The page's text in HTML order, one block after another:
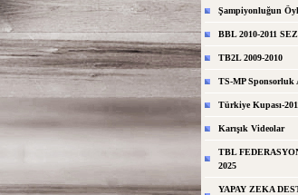
Şampiyonluğun
BBL 2010-2011
TB2L 2009-2010
TS-MP Sponsorluk
Türkiye Kupası-
Karışık Videolar
TBL
2025
YAPAY ZEKA